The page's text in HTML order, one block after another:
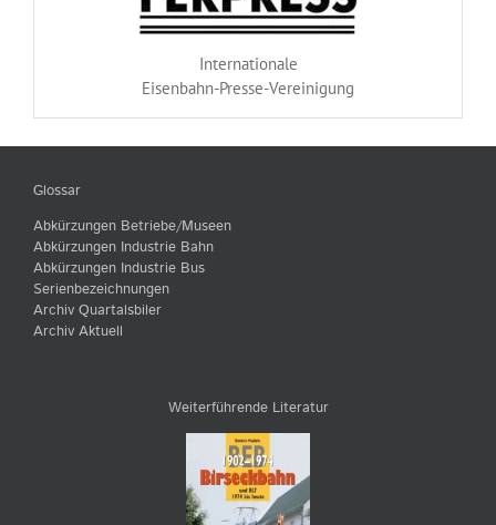
Internationale
Eisenbahn-Presse-Vereinigung
Glossar
Abkürzungen Betriebe/Museen
Abkürzungen Industrie Bahn
Abkürzungen Industrie Bus
Serienbezeichnungen
Archiv Quartalsbiler
Archiv Aktuell
Weiterführende Literatur